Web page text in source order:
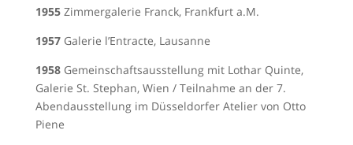
1955Zimmergalerie Franck, Frankfurt a.M.
1957Galerie l’Entracte, Lausanne
1958Gemeinschaftsausstellung mit Lothar Quinte,
Galerie St. Stephan, Wien / Teilnahme an der 7.
Abendausstellung im Düsseldorfer Atelier von Otto
Piene